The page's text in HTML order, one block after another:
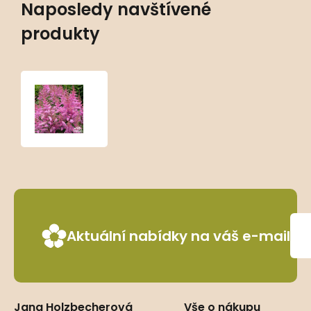
Naposledy navštívené
produkty
Aktuální nabídky na váš e-mail
Jana Holzbecherová Vše o nákupu